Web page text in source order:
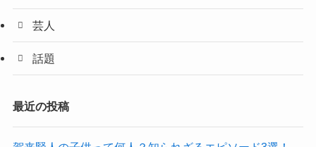
芸人
話題
最近の投稿